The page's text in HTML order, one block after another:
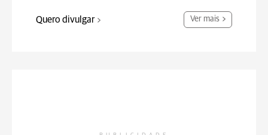
Quero divulgar Ver mais